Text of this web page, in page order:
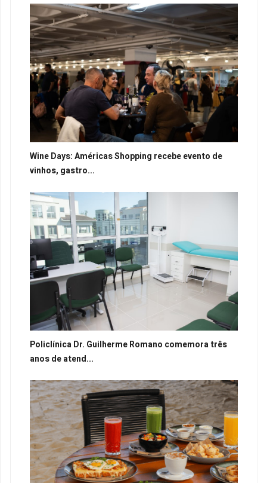
Wine Days: Américas Shopping recebe evento de
vinhos, gastro...
Policlínica Dr. Guilherme Romano comemora três
anos de atend...